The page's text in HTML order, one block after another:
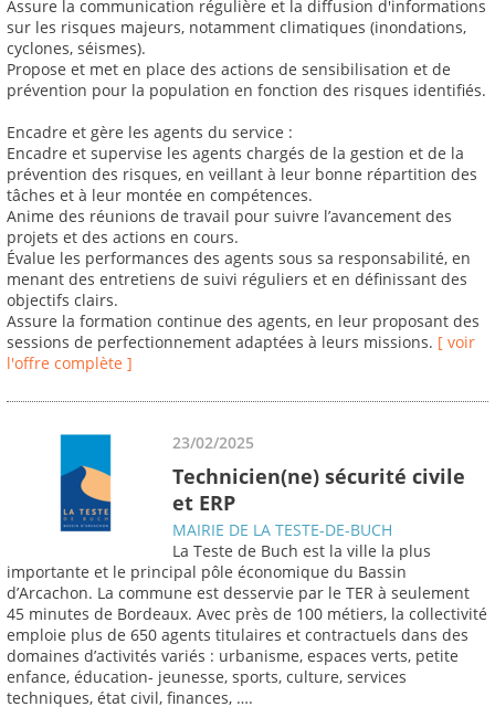
Assure la communication régulière et la diffusion d'informations
sur les risques majeurs, notamment climatiques (inondations,
cyclones, séismes).
Propose et met en place des actions de sensibilisation et de
prévention pour la population en fonction des risques identifiés.
Encadre et gère les agents du service :
Encadre et supervise les agents chargés de la gestion et de la
prévention des risques, en veillant à leur bonne répartition des
tâches et à leur montée en compétences.
Anime des réunions de travail pour suivre l’avancement des
projets et des actions en cours.
Évalue les performances des agents sous sa responsabilité, en
menant des entretiens de suivi réguliers et en définissant des
objectifs clairs.
Assure la formation continue des agents, en leur proposant des
sessions de perfectionnement adaptées à leurs missions. [ voir
l'offre complète ]
23/02/2025
Technicien(ne) sécurité civile
et ERP
MAIRIE DE LA TESTE-DE-BUCH
La Teste de Buch est la ville la plus
importante et le principal pôle économique du Bassin
d’Arcachon. La commune est desservie par le TER à seulement
45 minutes de Bordeaux. Avec près de 100 métiers, la collectivité
emploie plus de 650 agents titulaires et contractuels dans des
domaines d’activités variés : urbanisme, espaces verts, petite
enfance, éducation- jeunesse, sports, culture, services
techniques, état civil, finances, ….